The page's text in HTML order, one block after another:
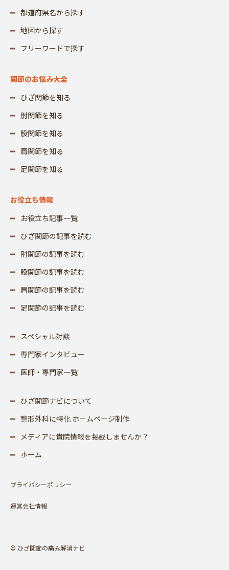
都道府県名から探す
地図から探す
フリーワードで探す
関節のお悩み大全
ひざ関節を知る
肘関節を知る
股関節を知る
肩関節を知る
足関節を知る
お役立ち情報
お役立ち記事一覧
ひざ関節の記事を読む
肘関節の記事を読む
股関節の記事を読む
肩関節の記事を読む
足関節の記事を読む
スペシャル対談
専門家インタビュー
医師・専門家一覧
ひざ関節ナビについて
整形外科に特化 ホームページ制作
メディアに貴院情報を掲載しませんか？
ホーム
プライバシーポリシー
運営会社情報
© ひざ関節の痛み解消ナビ